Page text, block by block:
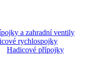
a zahradní ventily
rychlospojky
Hadicové přípojky